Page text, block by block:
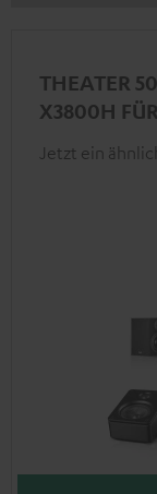
THEATER
X3800H
Jetzt ein